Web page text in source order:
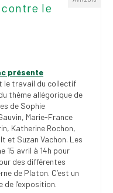
de visibilité
– Courriel –
à notre
– Fond
– Place à
valorisation
le
présente
le travail du collectif
thème allégorique de
de Sophie
Marie-France
Katherine Rochon,
et Suzan Vachon. Les
15 avril à 14h pour
des différentes
de Platon. C’est un
de l’exposition.